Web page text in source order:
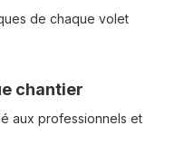
de chaque volet
chantier
aux professionnels et